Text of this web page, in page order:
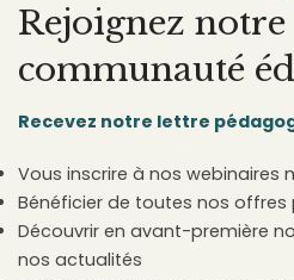
Rejoignez notre
communauté
Recevez notre lettre
Vous inscrire à nos webinaires
Bénéficier de toutes nos offres
Découvrir en avant-première
nos actualités